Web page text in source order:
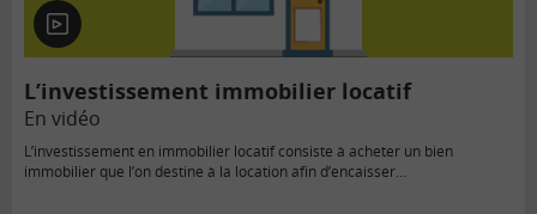
En
vidéo
L’investissement immobilier locatif
En vidéo
L’investissement en immobilier locatif consiste à acheter un bien
immobilier que l’on destine à la location afin d’encaisser…